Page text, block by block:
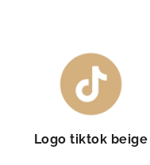
Logo tiktok beige